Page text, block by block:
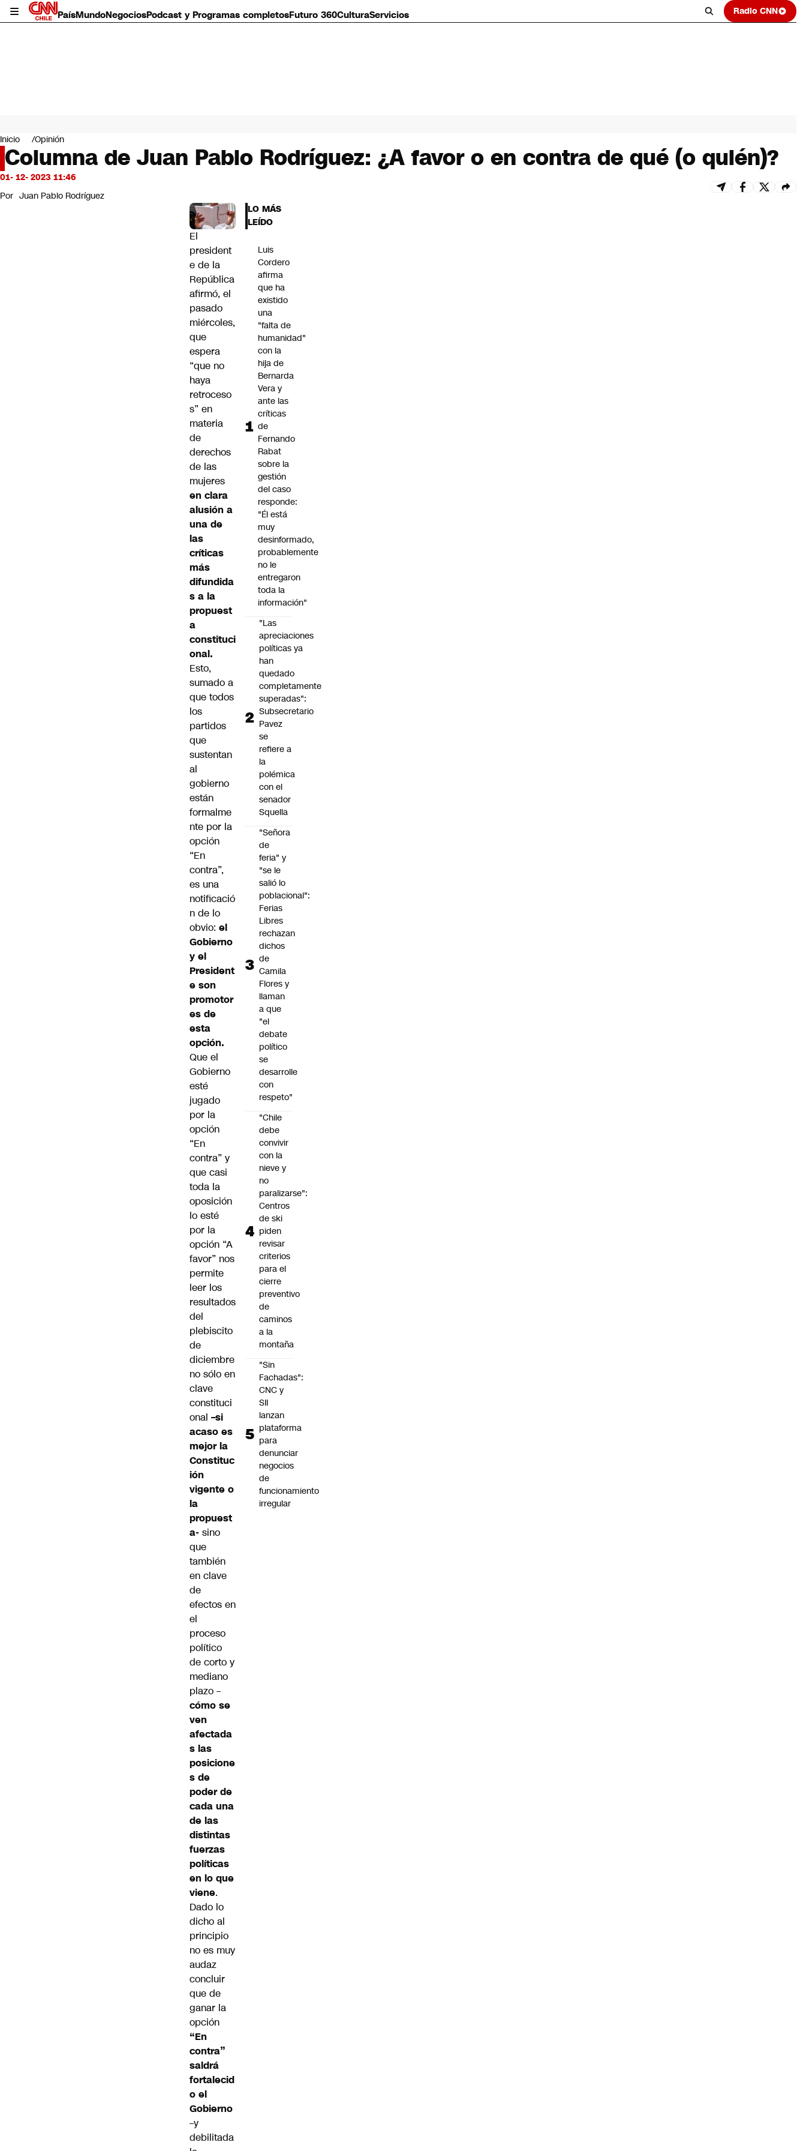
PaísMundoNegociosPodcast y Programas completosFuturo 360CulturaServicios Radio CNN
Mundo
Negocios
Deportes
Programas completos
Servicios
Inicio Opinión
Columna de Juan Pablo Rodríguez: ¿A favor o en contra de qué (o quién)?
01- 12- 2023 11:46
Por Juan Pablo Rodríguez
El
president
e de la
República
afirmó, el
pasado
miércoles,
que
espera
“que no
haya
retroceso
s” en
materia
de
derechos
de las
mujeres
en clara
alusión a
una de
las
críticas
más
difundida
s a la
propuest
a
constituci
onal.
Esto,
sumado a
que todos
los
partidos
que
sustentan
al
gobierno
están
formalme
nte por la
opción
“En
contra”,
es una
notificació
n de lo
obvio: el
Gobierno
y el
President
e son
promotor
es de
esta
opción.
Que el
Gobierno
esté
jugado
por la
opción
“En
contra” y
que casi
toda la
oposición
lo esté
por la
opción “A
favor” nos
permite
leer los
resultados
del
plebiscito
de
diciembre
no sólo en
clave
constituci
onal –si
acaso es
mejor la
Constituc
ión
vigente o
la
propuest
a- sino
que
también
en clave
de
efectos en
el
proceso
político
de corto y
mediano
plazo –
cómo se
ven
afectada
s las
posicione
s de
poder de
cada una
de las
distintas
fuerzas
políticas
en lo que
viene.
Dado lo
dicho al
principio
no es muy
audaz
concluir
que de
ganar la
opción
“En
contra”
saldrá
fortalecid
o el
Gobierno
–y
debilitada
LO MÁS
LEÍDO
Luis
Cordero
afirma
que ha
existido
una
"falta de
humanidad"
con la
hija de
Bernarda
Vera y
ante las
críticas
de
Fernando
Rabat
sobre la
gestión
del caso
responde:
"Él está
muy
desinformado,
probablemente
no le
entregaron
toda la
información"
"Las
apreciaciones
políticas ya
han
quedado
completamente
superadas":
Subsecretario
Pavez
se
refiere a
la
polémica
con el
senador
Squella
"Señora
de
feria" y
"se le
salió lo
poblacional":
Ferias
Libres
rechazan
dichos
de
Camila
Flores y
llaman
a que
"el
debate
político
se
desarrolle
con
respeto"
"Chile
debe
convivir
con la
nieve y
no
paralizarse":
Centros
de ski
piden
revisar
criterios
para el
cierre
preventivo
de
caminos
a la
montaña
"Sin
Fachadas":
CNC y
SII
lanzan
plataforma
para
denunciar
negocios
de
funcionamiento
irregular